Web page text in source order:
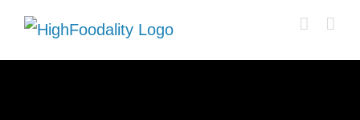
Zum
Inhalt